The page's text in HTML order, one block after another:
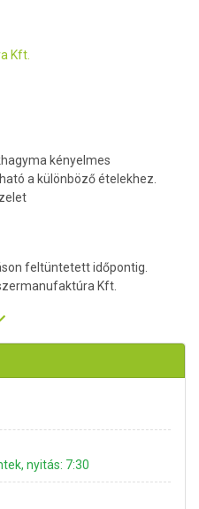
Kft.
kényelmes
a különböző ételekhez.
feltüntetett időpontig.
Kft.
nyitás: 7:30